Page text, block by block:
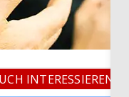
INTERESSIEREN